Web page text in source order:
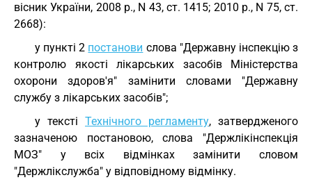
вісник України, 2008 р., N 43, ст. 1415; 2010 р., N 75, ст.
2668):
у пункті 2 постанови слова "Державну інспекцію з
контролю якості лікарських засобів Міністерства
охорони здоров'я" замінити словами "Державну
службу з лікарських засобів";
у тексті Технічного регламенту, затвердженого
зазначеною постановою, слова "Держлікінспекція
МОЗ" у всіх відмінках замінити словом
"Держлікслужба" у відповідному відмінку.